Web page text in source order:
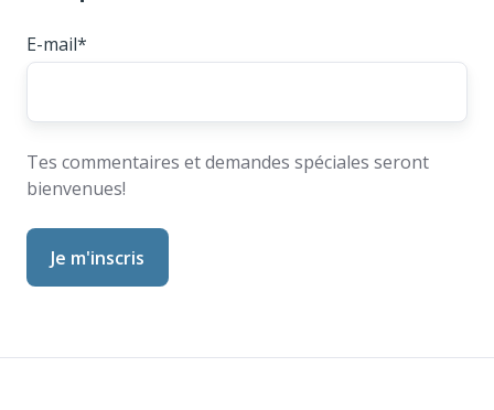
E-mail*
Tes commentaires et demandes spéciales seront
bienvenues!